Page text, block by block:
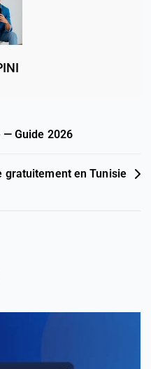
— Guide 2026
gratuitement en Tunisie